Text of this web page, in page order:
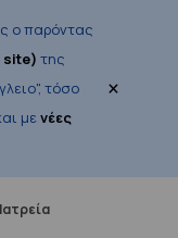
ο παρόντας
site) της
τόσο
μενέες
×